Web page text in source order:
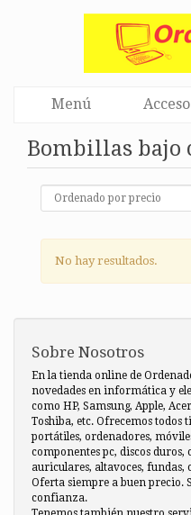
Menú Acceso
Bombillas bajo
No hay resultados.
Sobre Nosotros
En la tienda online de
novedades en informática y
como HP, Samsung, Apple,
Toshiba, etc. Ofrecemos
portátiles, ordenadores,
componentes pc, discos
auriculares, altavoces, fundas,
Oferta siempre a buen precio.
confianza.